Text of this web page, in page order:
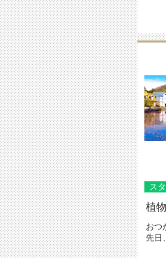
ス
植
おつ
先日